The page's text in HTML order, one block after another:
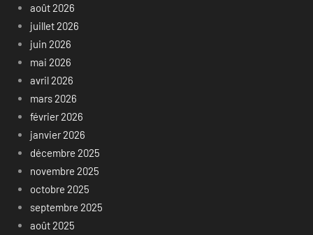
août 2026
juillet 2026
juin 2026
mai 2026
avril 2026
mars 2026
février 2026
janvier 2026
décembre 2025
novembre 2025
octobre 2025
septembre 2025
août 2025